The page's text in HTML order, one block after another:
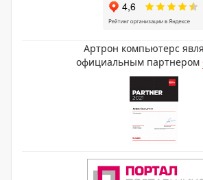
Артрон компьютерс
официальным партнером